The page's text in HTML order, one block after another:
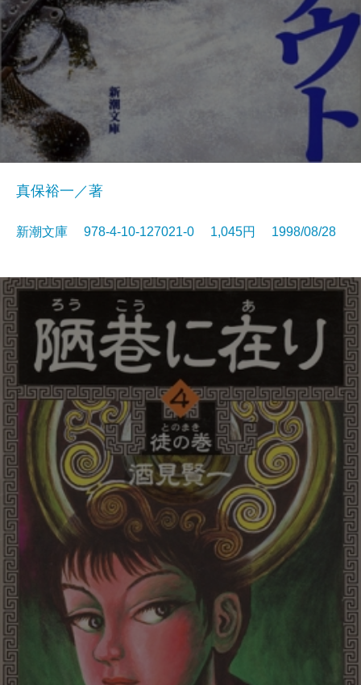
真保裕一／著
新潮文庫 978-4-10-127021-0 1,045円 1998/08/28